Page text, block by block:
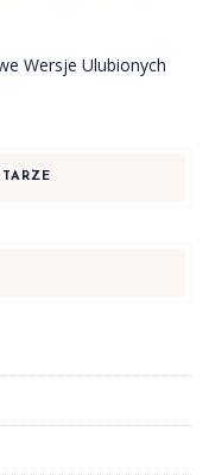
Wersje Ulubionych